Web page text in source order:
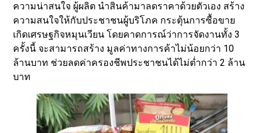
ความน่าสนใจ ผู้ผลิต นำสินค้ามาลดราคาด้วยตัวเอง สร้าง
ความสนใจให้กับประชาชนผู้บริโภค กระตุ้นการซื้อขาย
เกิดเศรษฐกิจหมุนเวียน โดยคาดการณ์ว่าการจัดงานทั้ง 3
ครั้งนี้ จะสามารถสร้าง มูลค่าทางการค้าไม่น้อยกว่า 10
ล้านบาท ช่วยลดค่าครองชีพประชาชนได้ไม่ต่ำกว่า 2 ล้าน
บาท